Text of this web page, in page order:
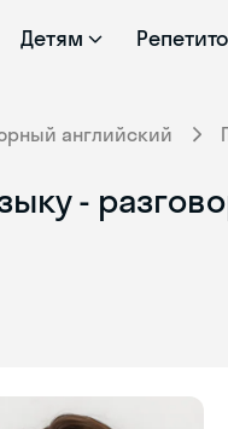
Детям
английский
-